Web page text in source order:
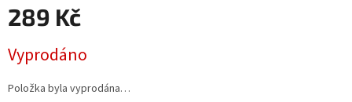
289 Kč
cena:
Vyprodáno
Položka byla vyprodána…